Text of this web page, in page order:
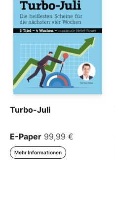
Turbo-Juli
E-Paper 99,99 €
Mehr Informationen